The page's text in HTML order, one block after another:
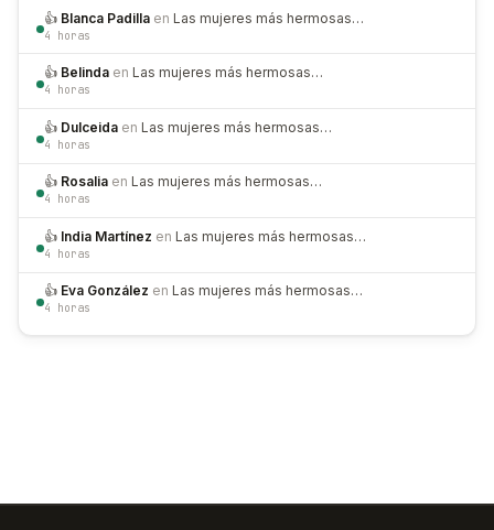
👍 Blanca Padilla en Las mujeres más hermosas…
4 horas
👍 Belinda en Las mujeres más hermosas…
4 horas
👍 Dulceida en Las mujeres más hermosas…
4 horas
👍 Rosalia en Las mujeres más hermosas…
4 horas
👍 India Martínez en Las mujeres más hermosas…
4 horas
👍 Eva González en Las mujeres más hermosas…
4 horas